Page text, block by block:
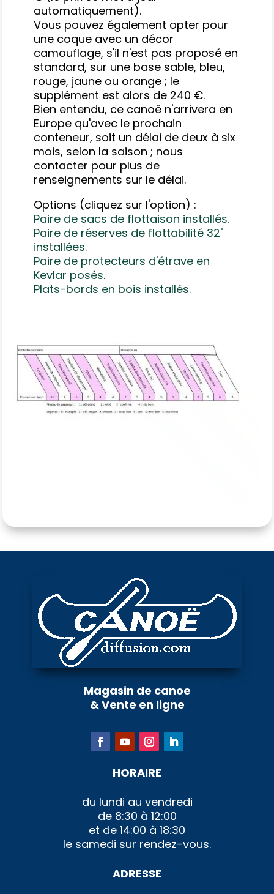
automatiquement).
Vous pouvez également opter pour
une coque avec un décor
camouflage, s'il n'est pas proposé en
standard, sur une base sable, bleu,
rouge, jaune ou orange ; le
supplément est alors de 240 €.
Bien entendu, ce canoë n'arrivera en
Europe qu'avec le prochain
conteneur, soit un délai de deux à six
mois, selon la saison ; nous
contacter pour plus de
renseignements sur le délai.
Options (cliquez sur l'option) :
Paire de sacs de flottaison installés.
Paire de réserves de flottabilité 32"
installées.
Paire de protecteurs d'étrave en
Kevlar posés.
Plats-bords en bois installés.
Magasin de canoe
& Vente en ligne
HORAIRE
du lundi au vendredi
de 8:30 à 12:00
et de 14:00 à 18:30
le samedi sur rendez-vous.
ADRESSE